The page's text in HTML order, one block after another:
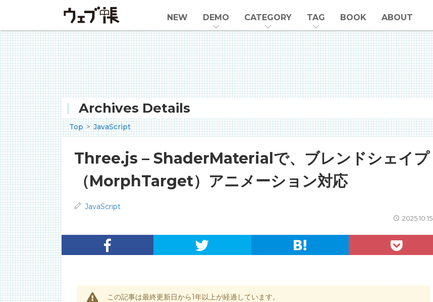
NEW DEMO CATEGORY TAG BOOK ABOUT
Archives Details
Top JavaScript
Three.js – ShaderMaterialで、ブレンドシェイプ
（MorphTarget）アニメーション対応
JavaScript
2025.10.15
この記事は最終更新日から1年以上が経過しています。